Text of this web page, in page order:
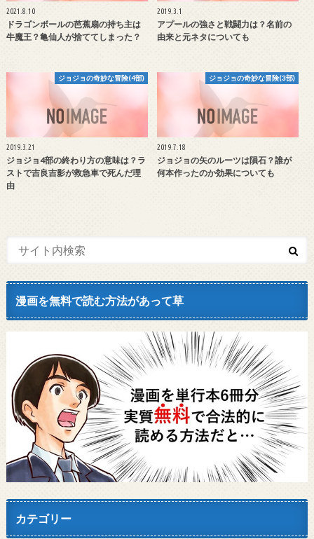
2021.8.10
ドラゴンボールの芭蕉扇の持ち主は
牛魔王？亀仙人が捨ててしまった？
2019.3.1
アプールの強さと戦闘力は？名前の
由来と元ネタについても
ジョジョの奇妙な冒険(4部)
2019.3.21
ジョジョ4部の終わり方の意味は？ラ
ストで吉良吉影が救急車で死んだ理
由
ジョジョの奇妙な冒険(3部)
2019.7.18
ジョジョの矢のルーツは隕石？誰が
何本作ったのか効果についても
漫画を無料で読む方法があって草
カテゴリー